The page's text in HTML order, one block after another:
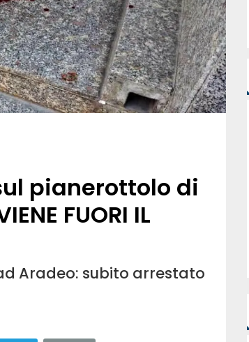
pianerottolo di
FUORI IL
Aradeo: subito arrestato